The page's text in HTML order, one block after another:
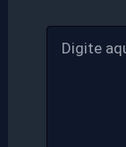
aqui...